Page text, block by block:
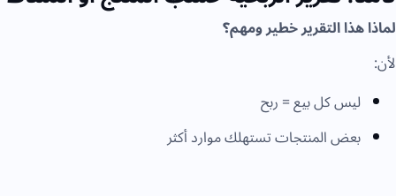
لماذا هذا التقرير خطير ومهم؟
لأن:
ليس كل بيع = ربح
بعض المنتجات تستهلك موارد أكثر